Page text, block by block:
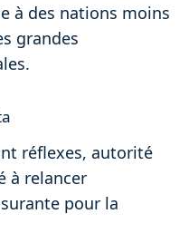
à des nations moins
grandes
réflexes, autorité
à relancer
pour la